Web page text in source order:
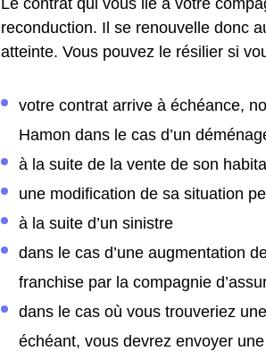
reconduction. Il se renouvelle donc
atteinte. Vous pouvez le résilier si
votre contrat arrive à échéance,
Hamon dans le cas d’un
à la suite de la vente de son
une modification de sa situation
à la suite d’un sinistre
dans le cas d’une augmentation
franchise par la compagnie
dans le cas où vous trouveriez
échéant, vous devrez envoyer